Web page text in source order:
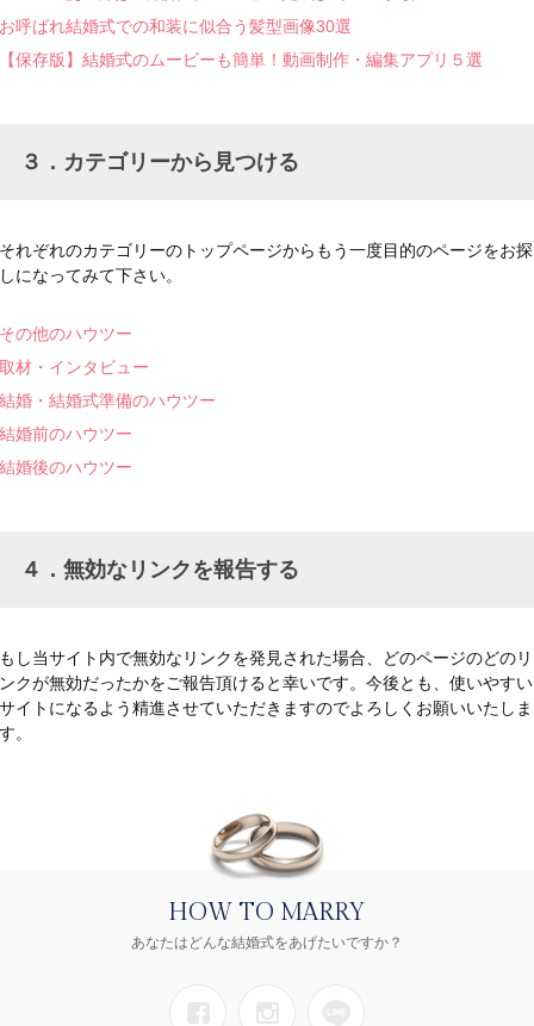
お呼ばれ結婚式での和装に似合う髪型画像30選
【保存版】結婚式のムービーも簡単！動画制作・編集アプリ５選
３．カテゴリーから見つける
それぞれのカテゴリーのトップページからもう一度目的のページをお探
しになってみて下さい。
その他のハウツー
取材・インタビュー
結婚・結婚式準備のハウツー
結婚前のハウツー
結婚後のハウツー
４．無効なリンクを報告する
もし当サイト内で無効なリンクを発見された場合、どのページのどのリ
ンクが無効だったかをご報告頂けると幸いです。今後とも、使いやすい
サイトになるよう精進させていただきますのでよろしくお願いいたしま
す。
HOW TO MARRY
あなたはどんな結婚式をあげたいですか？